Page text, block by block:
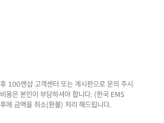
100엔샵 고객센터 또는 게시판으로 문의 주시
용은 본인이 부담하셔야 합니다. (한국 EMS
금액을 취소(환불) 처리 해드립니다.